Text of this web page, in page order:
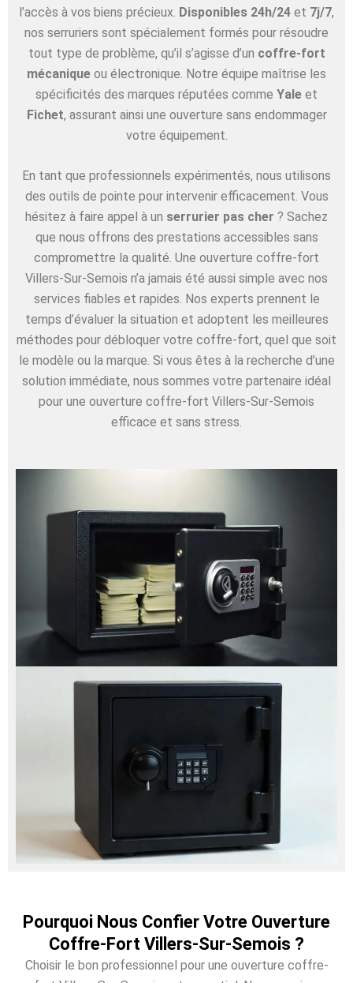
l’accès à vos biens précieux. Disponibles 24h/24 et 7j/7,
nos serruriers sont spécialement formés pour résoudre
tout type de problème, qu’il s’agisse d’un coffre-fort
mécanique ou électronique. Notre équipe maîtrise les
spécificités des marques réputées comme Yale et
Fichet, assurant ainsi une ouverture sans endommager
votre équipement.
En tant que professionnels expérimentés, nous utilisons
des outils de pointe pour intervenir efficacement. Vous
hésitez à faire appel à un serrurier pas cher ? Sachez
que nous offrons des prestations accessibles sans
compromettre la qualité. Une ouverture coffre-fort
Villers-Sur-Semois n’a jamais été aussi simple avec nos
services fiables et rapides. Nos experts prennent le
temps d’évaluer la situation et adoptent les meilleures
méthodes pour débloquer votre coffre-fort, quel que soit
le modèle ou la marque. Si vous êtes à la recherche d’une
solution immédiate, nous sommes votre partenaire idéal
pour une ouverture coffre-fort Villers-Sur-Semois
efficace et sans stress.
Pourquoi Nous Confier Votre Ouverture
Coffre-Fort Villers-Sur-Semois ?
Choisir le bon professionnel pour une ouverture coffre-